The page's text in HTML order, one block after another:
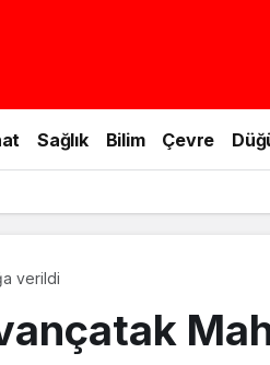
Sağlık Bilim Çevre
verildi